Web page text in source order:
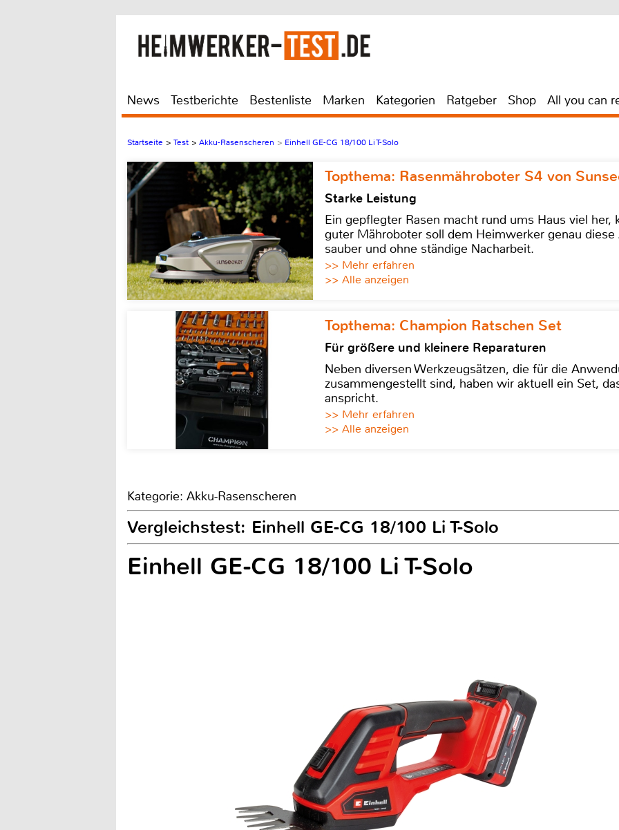
News Testberichte Bestenliste Marken Kategorien Ratgeber Shop All you can
Startseite > Test > Akku-Rasenscheren > Einhell GE-CG 18/100 Li T-Solo
Topthema: Rasenmähroboter S4 von
Starke Leistung
Ein gepflegter Rasen macht rund ums Haus viel
guter Mähroboter soll dem Heimwerker genau
sauber und ohne ständige Nacharbeit.
>> Mehr erfahren
>> Alle anzeigen
Topthema: Champion Ratschen Set
Für größere und kleinere Reparaturen
Neben diversen Werkzeugsätzen, die für die
zusammengestellt sind, haben wir aktuell ein Set,
anspricht.
>> Mehr erfahren
>> Alle anzeigen
Kategorie: Akku-Rasenscheren
Vergleichstest: Einhell GE-CG 18/100 Li T-Solo
Einhell GE-CG 18/100 Li T-Solo